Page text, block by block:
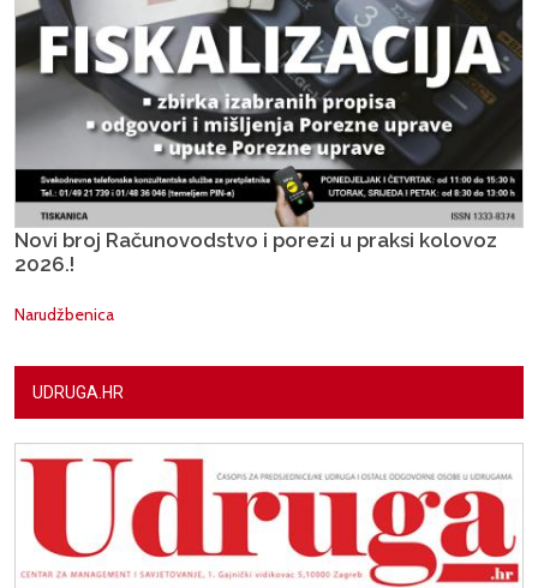
Novi broj Računovodstvo i porezi u praksi kolovoz
2026.!
Narudžbenica
UDRUGA.HR